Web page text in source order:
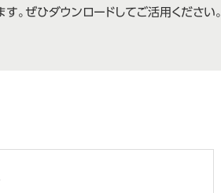
。ぜひダウンロードしてご活用ください。